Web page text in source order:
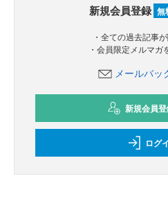
新規会員登録 無
・全ての過去記事
・会員限定メルマガ
メールバッ
新規会員
ログ